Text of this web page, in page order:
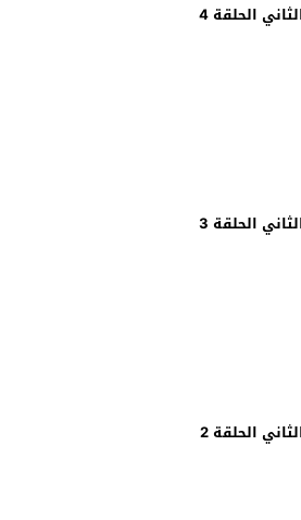
الحلقة 4
الحلقة 3
الحلقة 2